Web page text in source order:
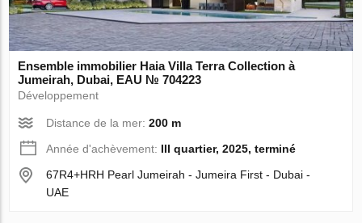
Ensemble immobilier Haia Villa Terra Collection à
Jumeirah, Dubai, EAU № 704223
Développement
Distance de la mer:200 m
Année d'achèvement: III quartier, 2025, terminé
67R4+HRH Pearl Jumeirah - Jumeira First - Dubai -
UAE